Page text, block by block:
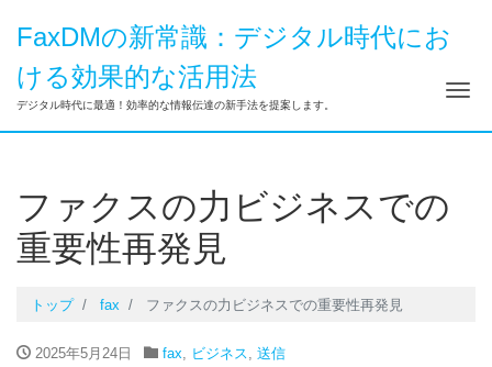
FaxDMの新常識：デジタル時代にお
ける効果的な活用法
デジタル時代に最適！効率的な情報伝達の新手法を提案します。 ナ
ファクスの力ビジネスでの
重要性再発見
トップ fax ファクスの力ビジネスでの重要性再発見
2025年5月24日 fax, ビジネス, 送信